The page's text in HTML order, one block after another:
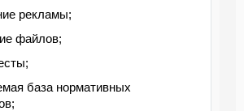
рекламы;
файлов;
база нормативных